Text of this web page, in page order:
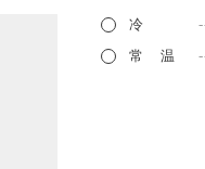
冷
常 温